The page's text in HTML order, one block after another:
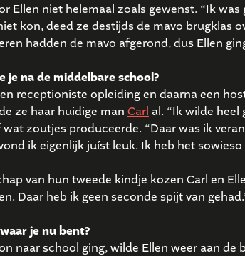
Ellen niet helemaal zoals gewenst. “Ik
kon, deed ze destijds de mavo brugklas
hadden de mavo afgerond, dus Ellen
je na de middelbare school?
receptioniste opleiding en daarna een
ze haar huidige man Carl al. “Ik wilde
zoutjes produceerde. “Daar was ik
ik eigenlijk juíst leuk. Ik heb het
van hun tweede kindje kozen Carl en
Daar heb ik geen seconde spijt van
je nu bent?
naar school ging, wilde Ellen weer aan